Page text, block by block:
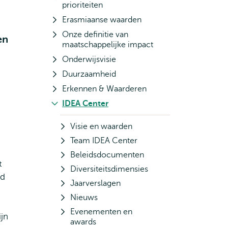
prioriteiten
Erasmiaanse waarden
Onze definitie van
maatschappelijke impact
Onderwijsvisie
Duurzaamheid
Erkennen & Waarderen
IDEA Center
Visie en waarden
Team IDEA Center
Beleidsdocumenten
Diversiteitsdimensies
Jaarverslagen
Nieuws
Evenementen en
awards